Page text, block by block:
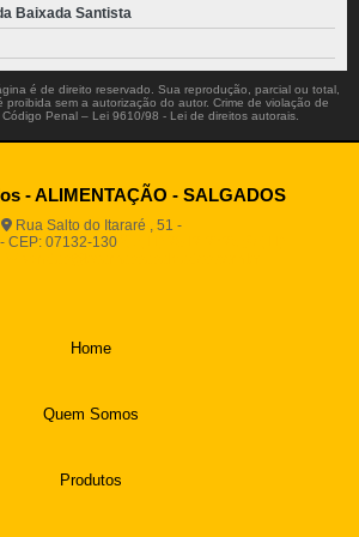
Baixada Santista
é de direito reservado. Sua reprodução, parcial ou total,
proibida sem a autorização do autor. Crime de violação de
Penal – Lei 9610/98 - Lei de direitos autorais
- ALIMENTAÇÃO - SALGADOS
Rua Salto do Itararé , 51 -
CEP: 07132-130
Home
Quem Somos
Produtos